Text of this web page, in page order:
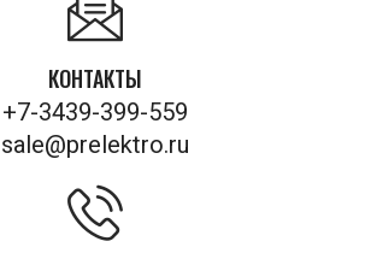
КОНТАКТЫ
+7-3439-399-559
sale@prelektro.ru